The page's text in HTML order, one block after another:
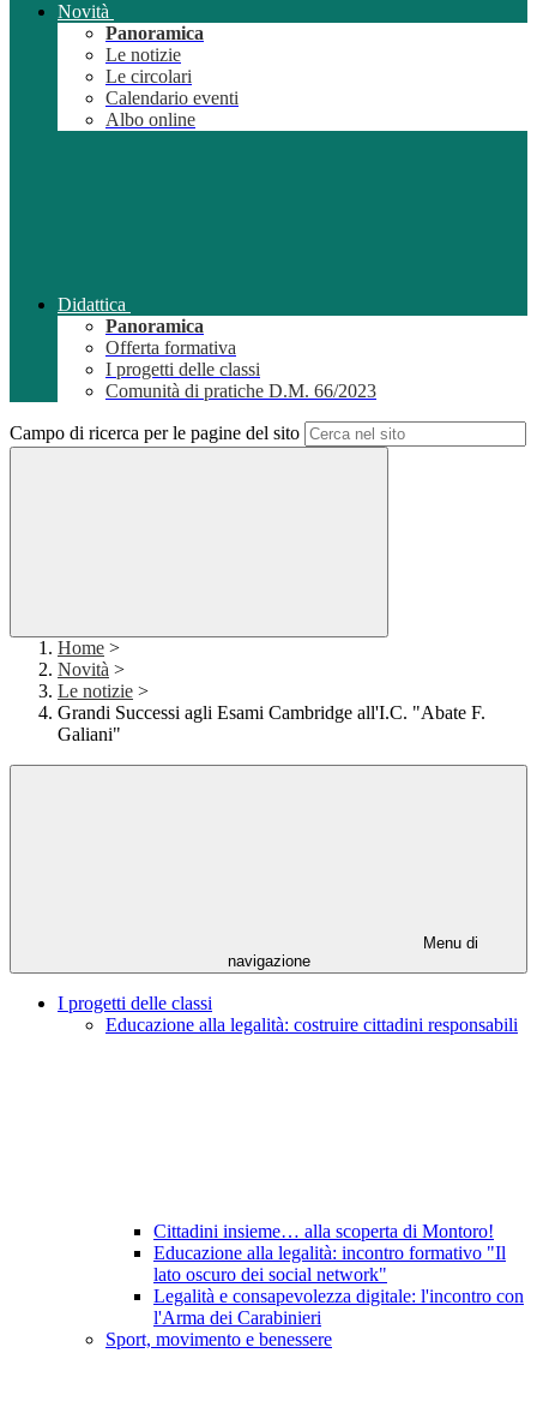
Novità
Panoramica
Le notizie
Le circolari
Calendario eventi
Albo online
Didattica
Panoramica
Offerta formativa
I progetti delle classi
Comunità di pratiche D.M. 66/2023
Campo di ricerca per le pagine del sito
Home >
Novità >
Le notizie >
Grandi Successi agli Esami Cambridge all'I.C. "Abate F.
Galiani"
Menu di
navigazione
I progetti delle classi
Educazione alla legalità: costruire cittadini responsabili
Cittadini insieme… alla scoperta di Montoro!
Educazione alla legalità: incontro formativo "Il
lato oscuro dei social network"
Legalità e consapevolezza digitale: l'incontro con
l'Arma dei Carabinieri
Sport, movimento e benessere